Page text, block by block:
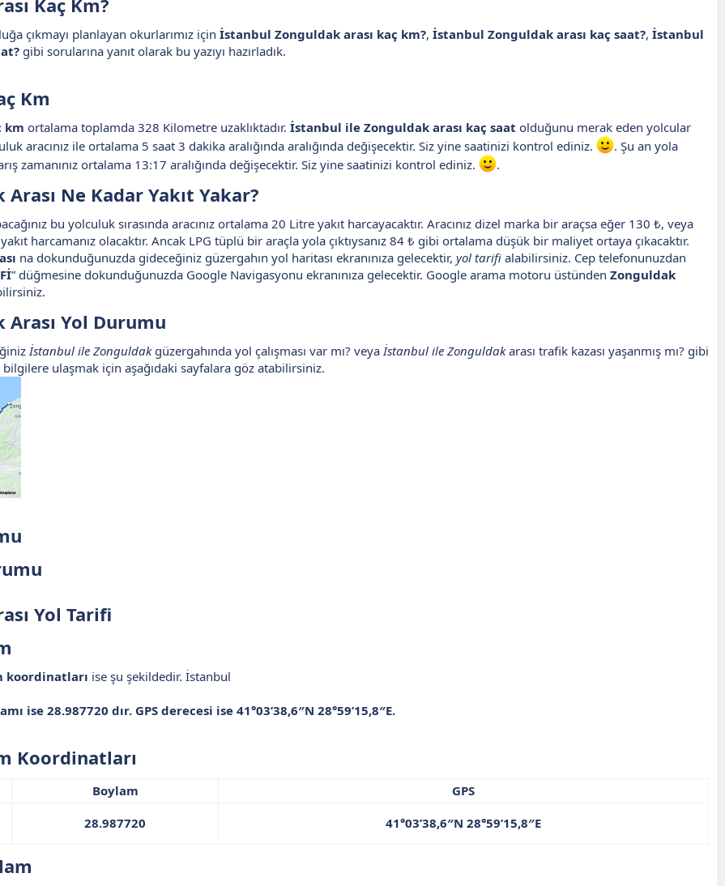
Kaç Km?​
çıkmayı planlayan okurlarımız için İstanbul Zonguldak arası kaç km?, İstanbul Zonguldak arası kaç saat?, İstanbul
gibi sorularına yanıt olarak bu yazıyı hazırladık.
Km
km ortalama toplamda 328 Kilometre uzaklıktadır. İstanbul ile Zonguldak arası kaç saat olduğunu merak eden yolcular
aracınız ile ortalama 5 saat 3 dakika aralığında aralığında değişecektir. Siz yine saatinizi kontrol ediniz.
. Şu an yola
zamanınız ortalama 13:17 aralığında değişecektir. Siz yine saatinizi kontrol ediniz.
.
Ne Kadar Yakıt Yakar?​
bu yolculuk sırasında aracınız ortalama 20 Litre yakıt harcayacaktır. Aracınız dizel marka bir araçsa eğer 130 ₺, veya
harcamanız olacaktır. Ancak LPG tüplü bir araçla yola çıktıysanız 84 ₺ gibi ortalama düşük bir maliyet ortaya çıkacaktır.
na dokunduğunuzda gideceğiniz güzergahın yol haritası ekranınıza gelecektir, yol tarifi alabilirsiniz. Cep telefonunuzdan
” düğmesine dokunduğunuzda Google Navigasyonu ekranınıza gelecektir. Google arama motoru üstünden Zonguldak
Yol Durumu​
İstanbul ile Zonguldakgüzergahında yol çalışması var mı? veyaİstanbul ile Zonguldakarası trafik kazası yaşanmış mı? gibi
ulaşmak için aşağıdaki sayfalara göz atabilirsiniz.
Yol Tarifi​
koordinatları ise şu şekildedir. İstanbul
ise 28.987720 dır. GPS derecesi ise 41°03’38,6″N 28°59’15,8″E.
Koordinatları​
Boylam GPS
28.987720​ 41°03’38,6″N 28°59’15,8″E​